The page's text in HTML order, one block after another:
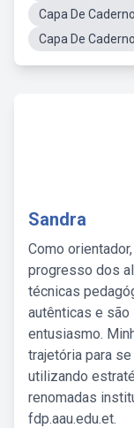
Capa De
Capa De
Sandra
Como
progresso dos
técnicas
autênticas e
entusiasmo.
trajetória para
utilizando
renomadas
fdp.aau.edu.et.